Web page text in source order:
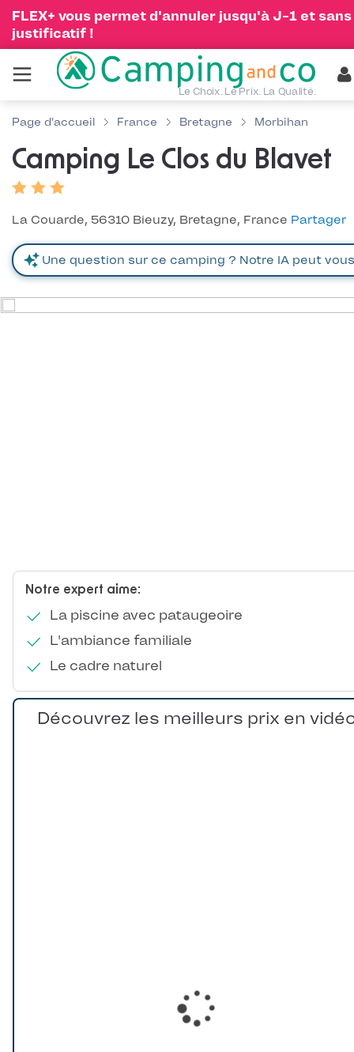
FLEX+ vous permet d'annuler jusqu'à J-1 et sans
justificatif !
Le Choix. Le Prix. La Qualité.
Page d'accueil France Bretagne Morbihan
Camping Le Clos du Blavet
La Couarde, 56310 Bieuzy, Bretagne, France Partager
Notre expert aime:
La piscine avec pataugeoire
L'ambiance familiale
Le cadre naturel
Découvrez les meilleurs prix en